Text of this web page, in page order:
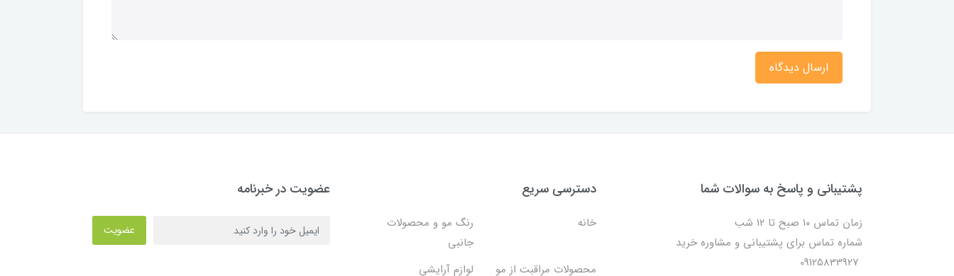
ارسال دیدگاه
پشتیبانی و پاسخ به سوالات شما
زمان تماس ۱۰ صبح تا ۱۲ شب
شماره تماس برای پشتیبانی و مشاوره خرید
دسترسی سریع
خانه
رنگ مو و محصولات
جانبی
محصولات مراقبت از مو
لوازم آرایشی
عضویت در خبرنامه
عضویت